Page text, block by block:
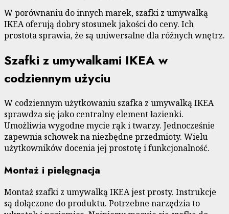
W porównaniu do innych marek, szafki z umywalką
IKEA oferują dobry stosunek jakości do ceny. Ich
prostota sprawia, że są uniwersalne dla różnych wnętrz.
Szafki z umywalkami IKEA w
codziennym użyciu
W codziennym użytkowaniu szafka z umywalką IKEA
sprawdza się jako centralny element łazienki.
Umożliwia wygodne mycie rąk i twarzy. Jednocześnie
zapewnia schowek na niezbędne przedmioty. Wielu
użytkowników docenia jej prostotę i funkcjonalność.
Montaż i pielęgnacja
Montaż szafki z umywalką IKEA jest prosty. Instrukcje
są dołączone do produktu. Potrzebne narzędzia to